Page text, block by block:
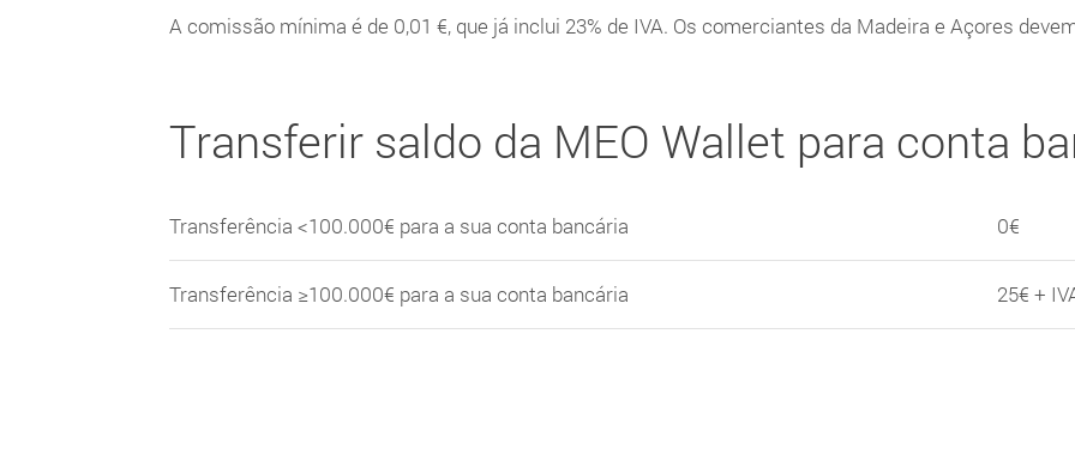
A comissão mínima é de 0,01 €, que já inclui 23% de IVA. Os comerciantes da Madeira e Açores
Transferir saldo da MEO Wallet para conta
Transferência <100.000€ para a sua conta bancária 0€
Transferência ≥100.000€ para a sua conta bancária 25€ +